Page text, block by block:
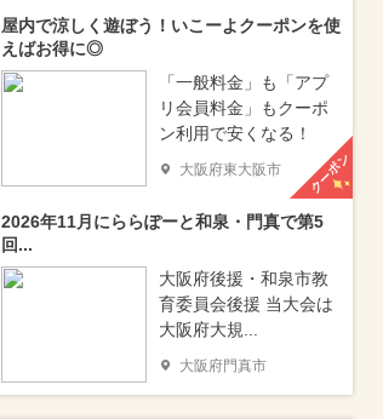
屋内で涼しく遊ぼう！いこーよクーポンを使
えばお得に◎
「一般料金」も「アプ
リ会員料金」もクーポ
ン利用で安くなる！
大阪府東大阪市 クーポン
2026年11月にららぽーと和泉・門真で第5
回...
大阪府後援・和泉市教
育委員会後援 当大会は
大阪府大規...
大阪府門真市